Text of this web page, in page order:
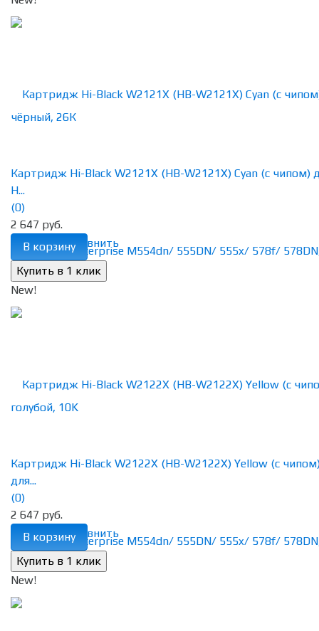
избранное сравнить
Картридж Hi-Black W2121X (HB-W2121X) Cyan (с чипом)
H...
(0)
2 647 руб.
В корзину
New!
избранное сравнить
Картридж Hi-Black W2122X (HB-W2122X) Yellow (с
для...
(0)
2 647 руб.
В корзину
New!